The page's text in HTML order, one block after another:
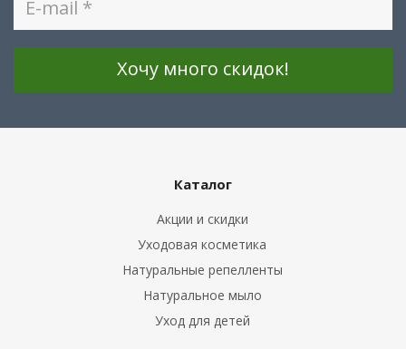
Каталог
Акции и скидки
Уходовая косметика
Натуральные репелленты
Натуральное мыло
Уход для детей